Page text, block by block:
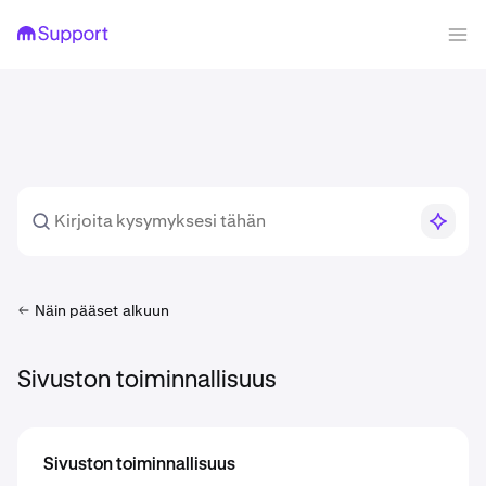
Näin pääset alkuun
Sivuston toiminnallisuus
Sivuston toiminnallisuus